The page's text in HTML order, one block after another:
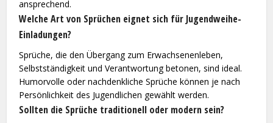
ansprechend.
Welche Art von Sprüchen eignet sich für Jugendweihe-
Einladungen?
Sprüche, die den Übergang zum Erwachsenenleben,
Selbstständigkeit und Verantwortung betonen, sind ideal.
Humorvolle oder nachdenkliche Sprüche können je nach
Persönlichkeit des Jugendlichen gewählt werden.
Sollten die Sprüche traditionell oder modern sein?